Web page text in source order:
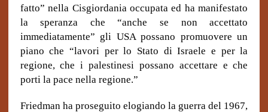
fatto” nella Cisgiordania occupata ed ha manifestato
la speranza che “anche se non accettato
immediatamente” gli USA possano promuovere un
piano che “lavori per lo Stato di Israele e per la
regione, che i palestinesi possano accettare e che
porti la pace nella regione.”
Friedman ha proseguito elogiando la guerra del 1967,